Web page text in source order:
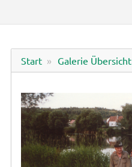
Start Galerie Übersicht